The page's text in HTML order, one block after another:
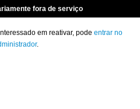
fora de serviço
em reativar, pode entrar no
.